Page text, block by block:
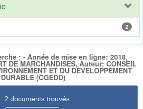
2
: - Année de mise en ligne: 2018,
DE MARCHANDISES, Auteur: CONSEIL
ET DU DEVELOPPEMENT
DURABLE (CGEDD)
2 documents trouvés